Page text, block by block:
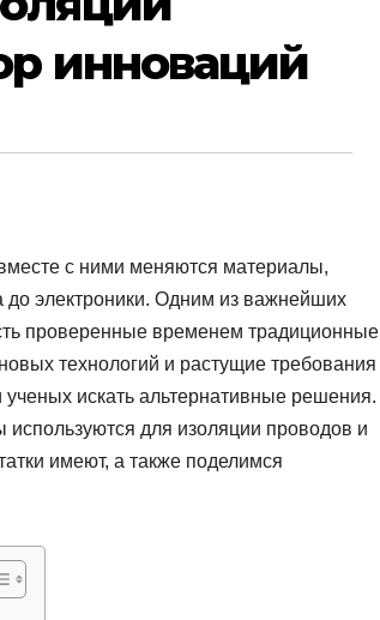
инноваций
с ними меняются материалы,
до электроники. Одним из важнейших
проверенные временем традиционные
технологий и растущие требования
ученых искать альтернативные решения.
для изоляции проводов и
имеют, а также поделимся